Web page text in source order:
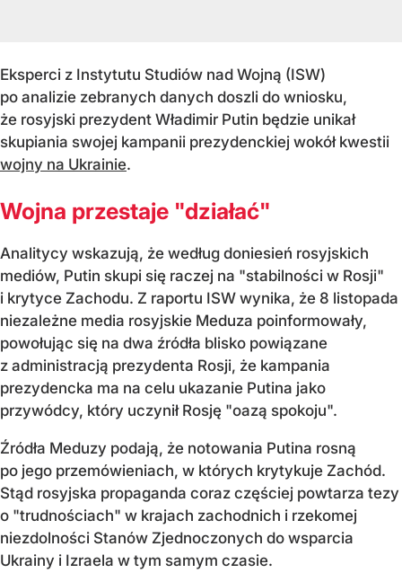
Eksperci z Instytutu Studiów nad Wojną (ISW)
po analizie zebranych danych doszli do wniosku,
że rosyjski prezydent Władimir Putin będzie unikał
skupiania swojej kampanii prezydenckiej wokół kwestii
wojny na Ukrainie.
Wojna przestaje "działać"
Analitycy wskazują, że według doniesień rosyjskich
mediów, Putin skupi się raczej na "stabilności w Rosji"
i krytyce Zachodu. Z raportu ISW wynika, że 8 listopada
niezależne media rosyjskie Meduza poinformowały,
powołując się na dwa źródła blisko powiązane
z administracją prezydenta Rosji, że kampania
prezydencka ma na celu ukazanie Putina jako
przywódcy, który uczynił Rosję "oazą spokoju".
Źródła Meduzy podają, że notowania Putina rosną
po jego przemówieniach, w których krytykuje Zachód.
Stąd rosyjska propaganda coraz częściej powtarza tezy
o "trudnościach" w krajach zachodnich i rzekomej
niezdolności Stanów Zjednoczonych do wsparcia
Ukrainy i Izraela w tym samym czasie.